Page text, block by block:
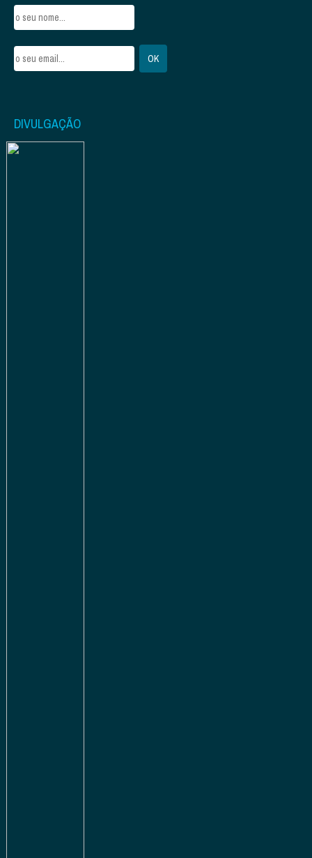
DIVULGAÇÃO